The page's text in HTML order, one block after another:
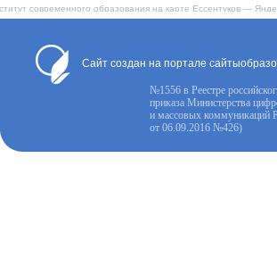
современного образования на карте Ессентуков —
Сайт создан на портале
№1556 в Реестре
приказа Министерства
и массовых коммуникаций
от 06.09.2016 №426)